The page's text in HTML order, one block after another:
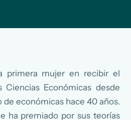
primera mujer en recibir el
Económicas desde
económicas hace 40 años.
ha premiado por sus teorías